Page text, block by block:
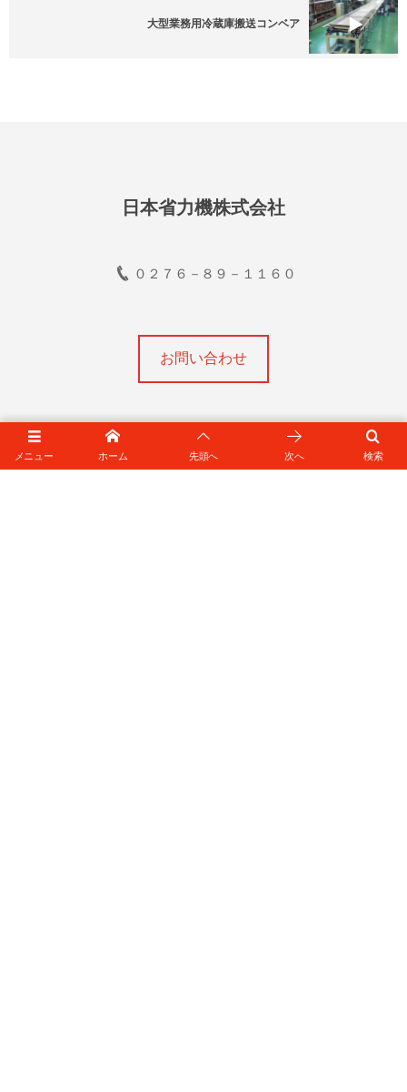
大型業務用冷蔵庫搬送コンベア
日本省力機株式会社
０２７６－８９－１１６０
お問い合わせ
メニュー 検索
ホーム 先頭へ 次へ